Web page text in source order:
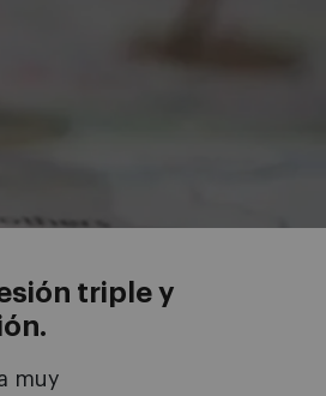
triple y
muy